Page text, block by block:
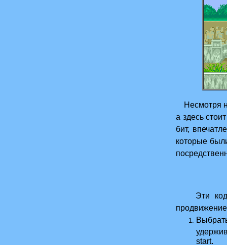
Несмотря
а здесь
бит,
которые
Эти коды
start.